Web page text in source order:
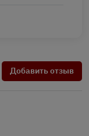
Добавить отзыв